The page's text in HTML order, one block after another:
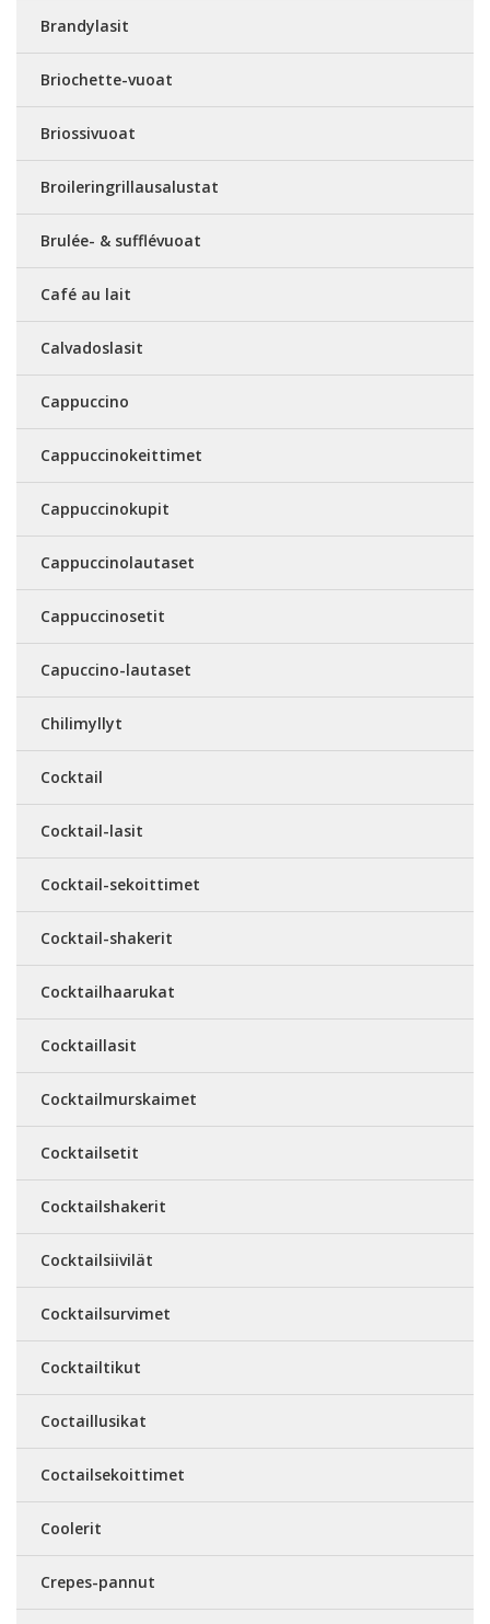
Brandylasit
Briochette-vuoat
Briossivuoat
Broileringrillausalustat
Brulée- & sufflévuoat
Café au lait
Calvadoslasit
Cappuccino
Cappuccinokeittimet
Cappuccinokupit
Cappuccinolautaset
Cappuccinosetit
Capuccino-lautaset
Chilimyllyt
Cocktail
Cocktail-lasit
Cocktail-sekoittimet
Cocktail-shakerit
Cocktailhaarukat
Cocktaillasit
Cocktailmurskaimet
Cocktailsetit
Cocktailshakerit
Cocktailsiivilät
Cocktailsurvimet
Cocktailtikut
Coctaillusikat
Coctailsekoittimet
Coolerit
Crepes-pannut